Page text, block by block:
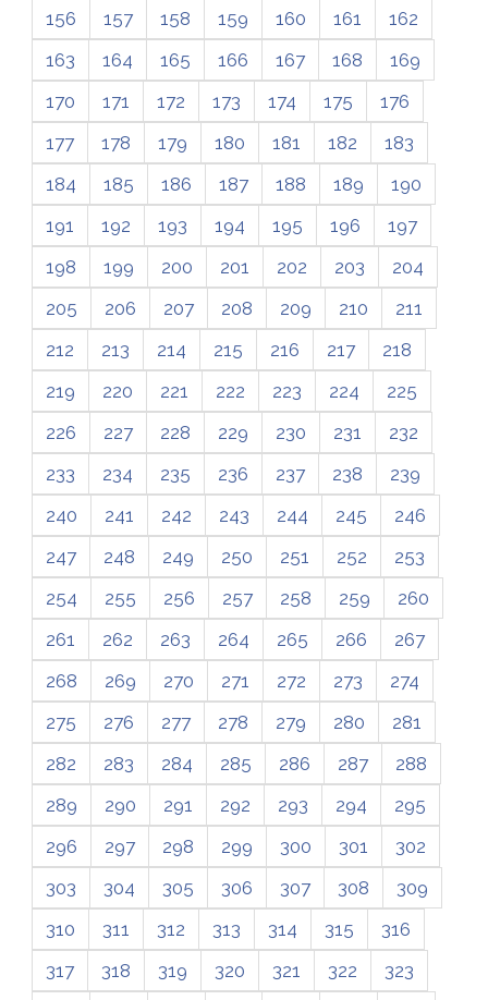
156
157 158 159 160 161
162
163
164 165 166 167 168
169
170
171 172 173 174 175
176
177
178 179 180 181 182
183
184
185 186 187 188 189
190
191
192 193 194 195 196
197
198
199 200 201 202 203
204
205
206 207 208 209 210
211
212
213 214 215 216 217
218
219
220 221 222 223 224
225
226
227 228 229 230 231
232
233
234 235 236 237 238
239
240
241 242 243 244 245
246
247
248 249 250 251 252
253
254
255 256 257 258 259
260
261
262 263 264 265 266
267
268
269 270 271 272 273
274
275
276 277 278 279 280
281
282
283 284 285 286 287
288
289
290 291 292 293 294
295
296
297 298 299 300 301
302
303
304 305 306 307 308
309
310
311 312 313 314 315
316
317
318 319 320 321 322
323